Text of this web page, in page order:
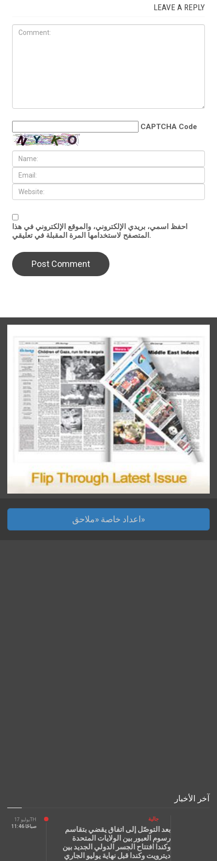
LEAVE A REPLY
CAPTCHA Code
احفظ اسمي، بريدي الإلكتروني، والموقع الإلكتروني في هذا
المتصفح لاستخدامها المرة المقبلة في تعليقي.
اعداد خاصة «ملاحق»
آخر الأخبار
يوليو 17TH
11:46 صباحًا
جالية
بعد التوصّل إلى اتفاق يقضي بتقاسم
رسوم العبور بين الولايات المتحدة
وكندا افتتاح الجسر الدولي الجديد بين
ديترويت وكندا قبل نهاية يوليو الجاري